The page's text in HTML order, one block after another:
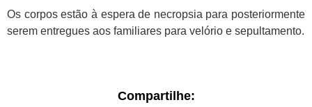
Os corpos estão à espera de necropsia para posteriormente
serem entregues aos familiares para velório e sepultamento.
Compartilhe: